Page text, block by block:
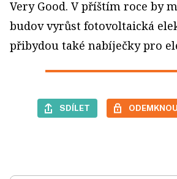
Very Good. V příštím roce by
budov vyrůst fotovoltaická
přibydou také nabíječky pro
SDÍLET